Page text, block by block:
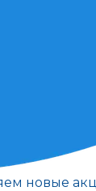
новые